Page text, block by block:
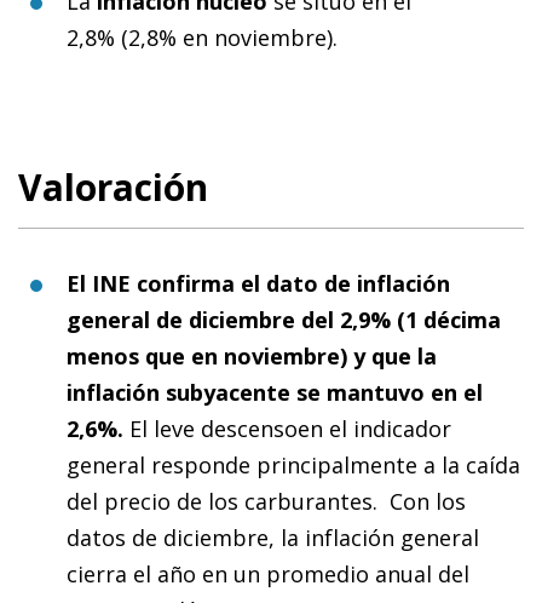
2,8% (2,8% en noviembre).
Valoración
El INE confirma el dato de inflación
general de diciembre del 2,9% (1 décima
menos que en noviembre) y que la
inflación subyacente se mantuvo en el
2,6%. El leve descensoen el indicador
general responde principalmente a la caída
del precio de los carburantes. Con los
datos de diciembre, la inflación general
cierra el año en un promedio anual del